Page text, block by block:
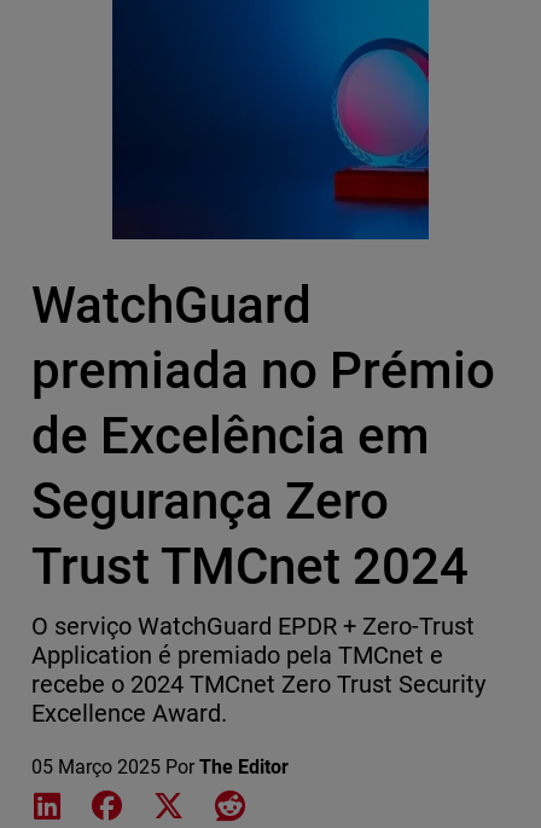
WatchGuard
premiada no Prémio
de Excelência em
Segurança Zero
Trust TMCnet 2024
O serviço WatchGuard EPDR + Zero-Trust
Application é premiado pela TMCnet e
recebe o 2024 TMCnet Zero Trust Security
Excellence Award.
05 Março 2025 Por The Editor
Share on LinkedIn
Share on Facebook
Share on XShare on Reddit